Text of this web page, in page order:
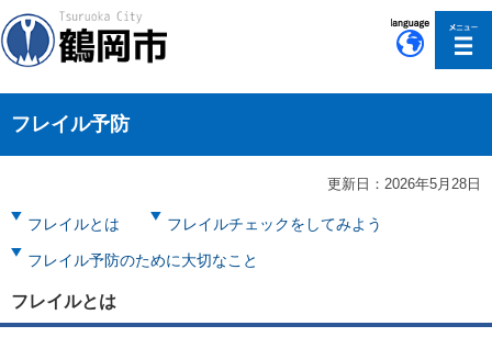
フレイル予防
更新日：2026年5月28日
フレイルとは フレイルチェックをしてみよう
フレイル予防のために大切なこと
フレイルとは